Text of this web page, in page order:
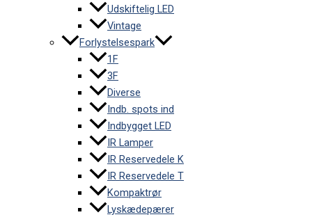
Udskiftelig LED
Vintage
Forlystelsespark
1F
3F
Diverse
Indb. spots ind
Indbygget LED
IR Lamper
IR Reservedele K
IR Reservedele T
Kompaktrør
Lyskædepærer